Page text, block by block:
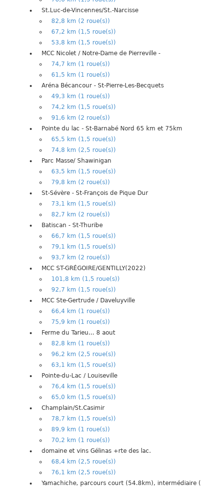
St.Luc-de-Vincennes/St.-Narcisse
82,8 km (2 roue(s))
67,2 km (1,5 roue(s))
53,8 km (1,5 roue(s))
MCC Nicolet / Notre-Dame de Pierreville -
74,7 km (1 roue(s))
61,5 km (1 roue(s))
Aréna Bécancour - St-Pierre-Les-Becquets
49,3 km (1 roue(s))
74,2 km (1,5 roue(s))
91,6 km (2 roue(s))
Pointe du lac - St-Barnabé Nord 65 km et 75km
65,5 km (1,5 roue(s))
74,8 km (2,5 roue(s))
Parc Masse/ Shawinigan
63,5 km (1,5 roue(s))
79,8 km (2 roue(s))
St-Sévère - St-François de Pique Dur
73,1 km (1,5 roue(s))
82,7 km (2 roue(s))
Batiscan - St-Thuribe
66,7 km (1,5 roue(s))
79,1 km (1,5 roue(s))
93,7 km (2 roue(s))
MCC ST-GRÉGOIRE/GENTILLY(2022)
101,8 km (1,5 roue(s))
92,7 km (1,5 roue(s))
MCC Ste-Gertrude / Daveluyville
66,4 km (1 roue(s))
75,9 km (1 roue(s))
Ferme du Tarieu... 8 aout
82,8 km (1 roue(s))
96,2 km (2,5 roue(s))
63,1 km (1,5 roue(s))
Pointe-du-Lac / Louiseville
76,4 km (1,5 roue(s))
65,0 km (1,5 roue(s))
Champlain/St.Casimir
78,7 km (1,5 roue(s))
89,9 km (1 roue(s))
70,2 km (1 roue(s))
domaine et vins Gélinas +rte des lac.
68,4 km (2,5 roue(s))
76,1 km (2,5 roue(s))
Yamachiche, parcours court (54.8km), intermédiaire (